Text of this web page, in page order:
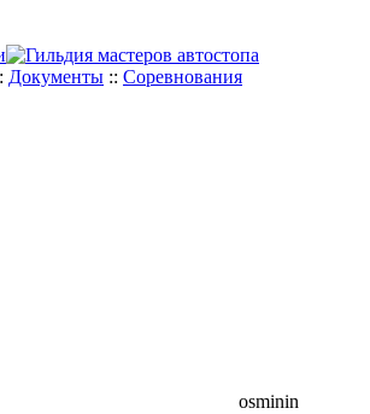
Документы :: Соревнования
osminin